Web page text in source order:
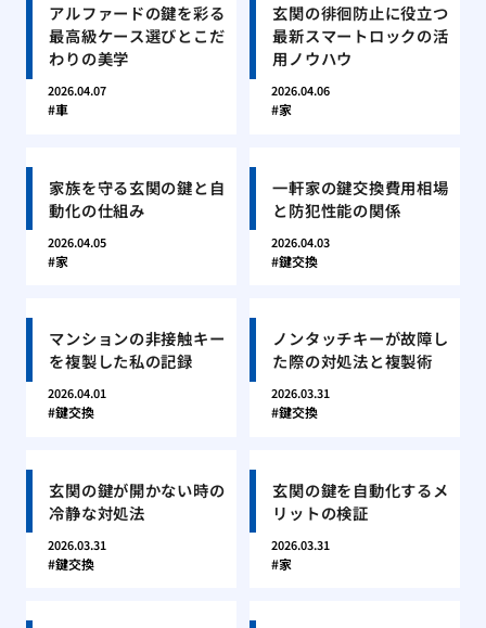
アルファードの鍵を彩る
最高級ケース選びとこだ
わりの美学
2026.04.07
車
玄関の徘徊防止に役立つ
最新スマートロックの活
用ノウハウ
2026.04.06
家
家族を守る玄関の鍵と自
動化の仕組み
2026.04.05
家
一軒家の鍵交換費用相場
と防犯性能の関係
2026.04.03
鍵交換
マンションの非接触キー
を複製した私の記録
2026.04.01
鍵交換
ノンタッチキーが故障し
た際の対処法と複製術
2026.03.31
鍵交換
玄関の鍵が開かない時の
冷静な対処法
2026.03.31
鍵交換
玄関の鍵を自動化するメ
リットの検証
2026.03.31
家